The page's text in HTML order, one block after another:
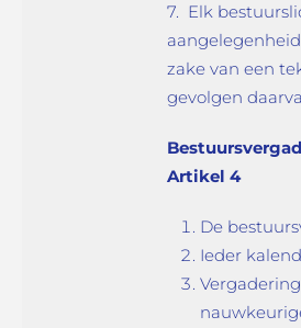
7. Elk
zake van een
gevolgen
Artikel 4
De
Ieder